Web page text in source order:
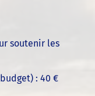
soutenir les
: 40 €